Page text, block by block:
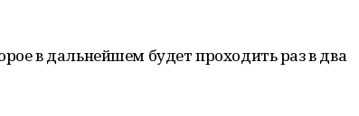
в дальнейшем будет проходить раз в два